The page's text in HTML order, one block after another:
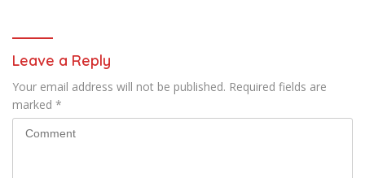
Leave a Reply
Your email address will not be published. Required fields are
marked *